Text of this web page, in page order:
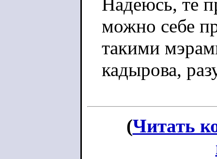
Надеюсь, те
можно себе
такими
кадырова,
(Читать